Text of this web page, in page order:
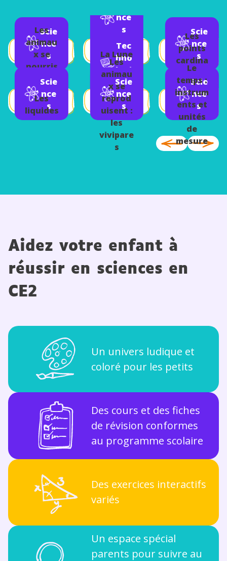
Scie
nce
s
Les
animau
x se
nourris
sent
Scie
nce
s
Les
liquides
nce
s
Tec
hno
logi
e
La Lune
Scie
nce
s
Les
animau
x se
reprod
uisent :
les
vivipare
s
Scie
nce
s
Les
points
cardina
ux
Scie
nce
s
Le
temps :
instrum
ents et
unités
de
mesure
Aidez votre enfant à
réussir en sciences en
CE2
Un univers ludique et
coloré pour les petits
Des cours et des fiches
de révision conformes
au programme scolaire
Des exercices interactifs
variés
Un espace spécial
parents pour suivre au